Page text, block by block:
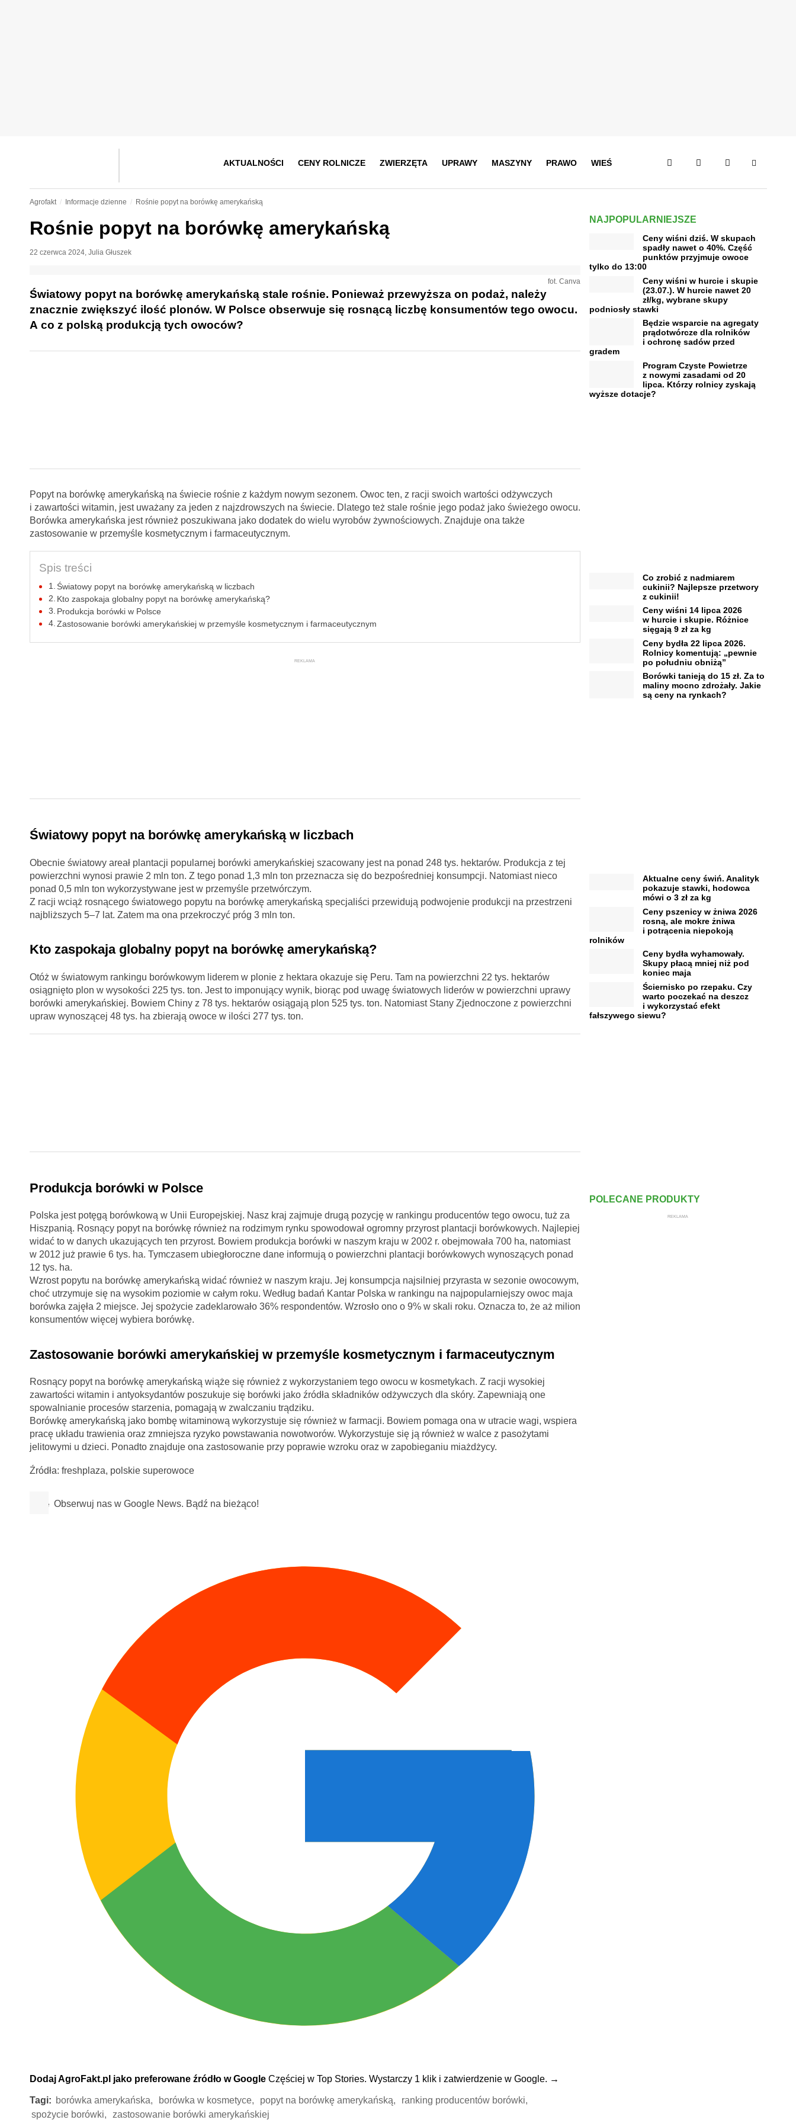
AKTUALNOŚCI CENY ROLNICZE ZWIERZĘTA UPRAWY MASZYNY PRAWO WIEŚ
Agrofakt Informacje dzienne Rośnie popyt na borówkę amerykańską
Rośnie popyt na borówkę amerykańską
22 czerwca 2024, Julia Głuszek
fot. Canva
Światowy popyt na borówkę amerykańską stale rośnie. Ponieważ przewyższa on podaż, należy
znacznie zwiększyć ilość plonów. W Polsce obserwuje się rosnącą liczbę konsumentów tego owocu.
A co z polską produkcją tych owoców?
Popyt na borówkę amerykańską na świecie rośnie z każdym nowym sezonem. Owoc ten, z racji swoich wartości odżywczych
i zawartości witamin, jest uważany za jeden z najzdrowszych na świecie. Dlatego też stale rośnie jego podaż jako świeżego owocu.
Borówka amerykańska jest również poszukiwana jako dodatek do wielu wyrobów żywnościowych. Znajduje ona także
zastosowanie w przemyśle kosmetycznym i farmaceutycznym.
Spis treści
Światowy popyt na borówkę amerykańską w liczbach
Kto zaspokaja globalny popyt na borówkę amerykańską?
Produkcja borówki w Polsce
Zastosowanie borówki amerykańskiej w przemyśle kosmetycznym i farmaceutycznym
REKLAMA
Światowy popyt na borówkę amerykańską w liczbach
Obecnie światowy areał plantacji popularnej borówki amerykańskiej szacowany jest na ponad 248 tys. hektarów. Produkcja z tej
powierzchni wynosi prawie 2 mln ton. Z tego ponad 1,3 mln ton przeznacza się do bezpośredniej konsumpcji. Natomiast nieco
ponad 0,5 mln ton wykorzystywane jest w przemyśle przetwórczym.
Z racji wciąż rosnącego światowego popytu na borówkę amerykańską specjaliści przewidują podwojenie produkcji na przestrzeni
najbliższych 5–7 lat. Zatem ma ona przekroczyć próg 3 mln ton.
Kto zaspokaja globalny popyt na borówkę amerykańską?
Otóż w światowym rankingu borówkowym liderem w plonie z hektara okazuje się Peru. Tam na powierzchni 22 tys. hektarów
osiągnięto plon w wysokości 225 tys. ton. Jest to imponujący wynik, biorąc pod uwagę światowych liderów w powierzchni uprawy
borówki amerykańskiej. Bowiem Chiny z 78 tys. hektarów osiągają plon 525 tys. ton. Natomiast Stany Zjednoczone z powierzchni
upraw wynoszącej 48 tys. ha zbierają owoce w ilości 277 tys. ton.
Produkcja borówki w Polsce
Polska jest potęgą borówkową w Unii Europejskiej. Nasz kraj zajmuje drugą pozycję w rankingu producentów tego owocu, tuż za
Hiszpanią. Rosnący popyt na borówkę również na rodzimym rynku spowodował ogromny przyrost plantacji borówkowych. Najlepiej
widać to w danych ukazujących ten przyrost. Bowiem produkcja borówki w naszym kraju w 2002 r. obejmowała 700 ha, natomiast
w 2012 już prawie 6 tys. ha. Tymczasem ubiegłoroczne dane informują o powierzchni plantacji borówkowych wynoszących ponad
12 tys. ha.
Wzrost popytu na borówkę amerykańską widać również w naszym kraju. Jej konsumpcja najsilniej przyrasta w sezonie owocowym,
choć utrzymuje się na wysokim poziomie w całym roku. Według badań Kantar Polska w rankingu na najpopularniejszy owoc maja
borówka zajęła 2 miejsce. Jej spożycie zadeklarowało 36% respondentów. Wzrosło ono o 9% w skali roku. Oznacza to, że aż milion
konsumentów więcej wybiera borówkę.
Zastosowanie borówki amerykańskiej w przemyśle kosmetycznym i farmaceutycznym
Rosnący popyt na borówkę amerykańską wiąże się również z wykorzystaniem tego owocu w kosmetykach. Z racji wysokiej
zawartości witamin i antyoksydantów poszukuje się borówki jako źródła składników odżywczych dla skóry. Zapewniają one
spowalnianie procesów starzenia, pomagają w zwalczaniu trądziku.
Borówkę amerykańską jako bombę witaminową wykorzystuje się również w farmacji. Bowiem pomaga ona w utracie wagi, wspiera
pracę układu trawienia oraz zmniejsza ryzyko powstawania nowotworów. Wykorzystuje się ją również w walce z pasożytami
jelitowymi u dzieci. Ponadto znajduje ona zastosowanie przy poprawie wzroku oraz w zapobieganiu miażdżycy.
Źródła: freshplaza, polskie superowoce
Obserwuj nas w Google News. Bądź na bieżąco!
Dodaj AgroFakt.pl jako preferowane źródło w Google Częściej w Top Stories. Wystarczy 1 klik i zatwierdzenie w Google. →
Tagi: borówka amerykańska, borówka w kosmetyce, popyt na borówkę amerykańską,
ranking producentów borówki,
spożycie borówki,
zastosowanie borówki amerykańskiej
NAJPOPULARNIEJSZE
Ceny wiśni dziś. W skupach
spadły nawet o 40%. Część
punktów przyjmuje owoce
tylko do 13:00
Ceny wiśni w hurcie i skupie
(23.07.). W hurcie nawet 20
zł/kg, wybrane skupy
podniosły stawki
Będzie wsparcie na agregaty
prądotwórcze dla rolników
i ochronę sadów przed
gradem
Program Czyste Powietrze
z nowymi zasadami od 20
lipca. Którzy rolnicy zyskają
wyższe dotacje?
Co zrobić z nadmiarem
cukinii? Najlepsze przetwory
z cukinii!
Ceny wiśni 14 lipca 2026
w hurcie i skupie. Różnice
sięgają 9 zł za kg
Ceny bydła 22 lipca 2026.
Rolnicy komentują: „pewnie
po południu obniżą”
Borówki tanieją do 15 zł. Za to
maliny mocno zdrożały. Jakie
są ceny na rynkach?
Aktualne ceny świń. Analityk
pokazuje stawki, hodowca
mówi o 3 zł za kg
Ceny pszenicy w żniwa 2026
rosną, ale mokre żniwa
i potrącenia niepokoją
rolników
Ceny bydła wyhamowały.
Skupy płacą mniej niż pod
koniec maja
Ściernisko po rzepaku. Czy
warto poczekać na deszcz
i wykorzystać efekt
fałszywego siewu?
POLECANE PRODUKTY
REKLAMA